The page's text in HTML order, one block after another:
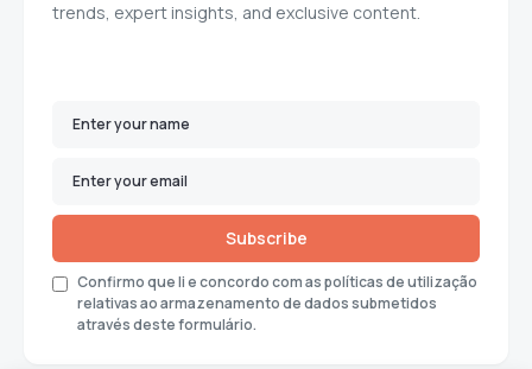
trends, expert insights, and exclusive content.
Subscribe
Confirmo que li e concordo com as políticas de utilização
relativas ao armazenamento de dados submetidos
através deste formulário.